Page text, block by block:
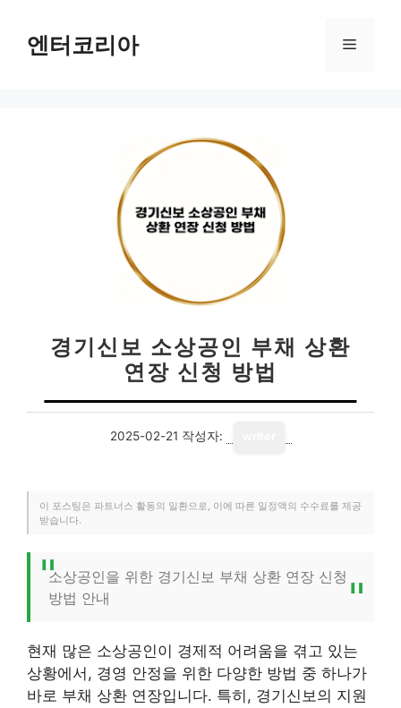
엔터코리아 메
경기신보 소상공인 부채 상환
연장 신청 방법
2025-02-21 작성자:
이 포스팅은 파트너스 활동의 일환으로, 이에 따른 일정액의 수수료를 제공
받습니다.
소상공인을 위한 경기신보 부채 상환 연장 신청
방법 안내
현재 많은 소상공인이 경제적 어려움을 겪고 있는
상황에서, 경영 안정을 위한 다양한 방법 중 하나가
바로 부채 상환 연장입니다. 특히, 경기신보의 지원